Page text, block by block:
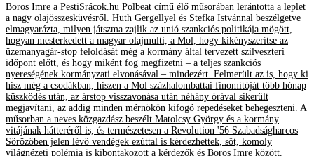
Boros Imre a PestiSrácok.hu Polbeat című élő műsorában lerántotta a leplet
a nagy olajösszesküvésről. Huth Gergellyel és Stefka Istvánnal beszélgetve
elmagyarázta, milyen játszma zajlik az unió szankciós politikája mögött,
hogyan mesterkedett a magyar olajmulti, a Mol, hogy kikényszerítse az
üzemanyagár-stop feloldását még a kormány által tervezett szilveszteri
időpont előtt, és hogy miként fog megfizetni – a teljes szankciós
nyereségének kormányzati elvonásával – mindezért. Felmerült az is, hogy ki
hisz még a csodákban, hiszen a Mol százhalombattai finomítóját több hónap
küszködés után, az árstop visszavonása után néhány órával sikerült
megjavítani, az addig minden mérnökön kifogó repedéseket behegeszteni. A
műsorban a neves közgazdász beszélt Matolcsy György és a kormány
vitájának hátteréről is, és természetesen a Revolution '56 Szabadságharcos
Sörözőben jelen lévő vendégek ezúttal is kérdezhettek, sőt, komoly
világnézeti polémia is kibontakozott a kérdezők és Boros Imre között.